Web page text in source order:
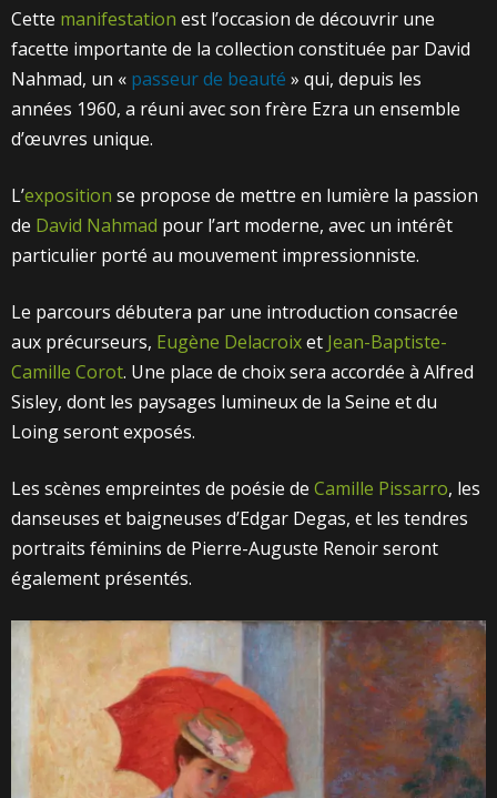
Cette manifestation est l’occasion de découvrir une
facette importante de la collection constituée par David
Nahmad, un « passeur de beauté » qui, depuis les
années 1960, a réuni avec son frère Ezra un ensemble
d’œuvres unique.
L’exposition se propose de mettre en lumière la passion
de David Nahmad pour l’art moderne, avec un intérêt
particulier porté au mouvement impressionniste.
Le parcours débutera par une introduction consacrée
aux précurseurs, Eugène Delacroixet Jean-Baptiste-
Camille Corot. Une place de choix sera accordée à Alfred
Sisley, dont les paysages lumineux de la Seine et du
Loing seront exposés.
Les scènes empreintes de poésie de Camille Pissarro, les
danseuses et baigneuses d’Edgar Degas, et les tendres
portraits féminins de Pierre-Auguste Renoir seront
également présentés.